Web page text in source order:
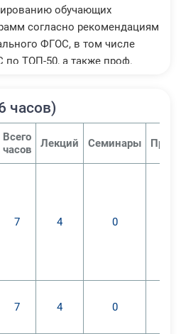
обучающих
согласно рекомендациям
ФГОС, в том числе
по ТОП-50, а также проф.
учебная программа
знаний ставит
собой цель овладение
в учреждениях СПО. Cегодня
а потому курс будет
часов)
Всего
часов
Лекций Семинары
7 4 0
7 4 0